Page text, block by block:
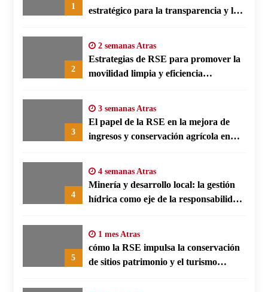
1
estratégico para la transparencia y la
2
2 semanas Atras
Estrategias de RSE para promover la
movilidad limpia y eficiencia
3
3 semanas Atras
El papel de la RSE en la mejora de
ingresos y conservación agrícola en
4
4 semanas Atras
Minería y desarrollo local: la gestión
hídrica como eje de la responsabilidad
5
1 mes Atras
cómo la RSE impulsa la conservación
de sitios patrimonio y el turismo